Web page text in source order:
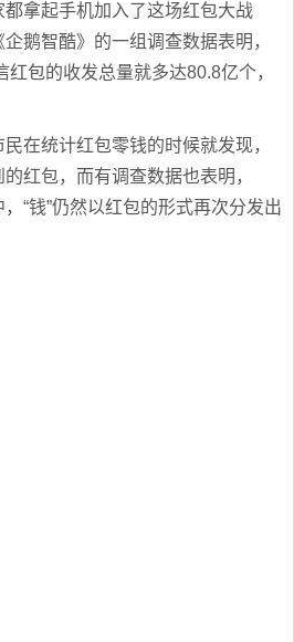
拿起手机加入了这场红包大战
鹅智酷》的一组调查数据表明，
包的收发总量就多达80.8亿个，
在统计红包零钱的时候就发现，
红包，而有调查数据也表明，
“钱”仍然以红包的形式再次分发出